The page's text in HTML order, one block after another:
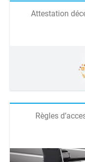
Attestation
Règles